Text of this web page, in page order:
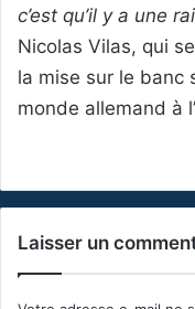
c’est qu’il y a une
Nicolas Vilas, qui
la mise sur le banc
monde allemand à
Laisser un